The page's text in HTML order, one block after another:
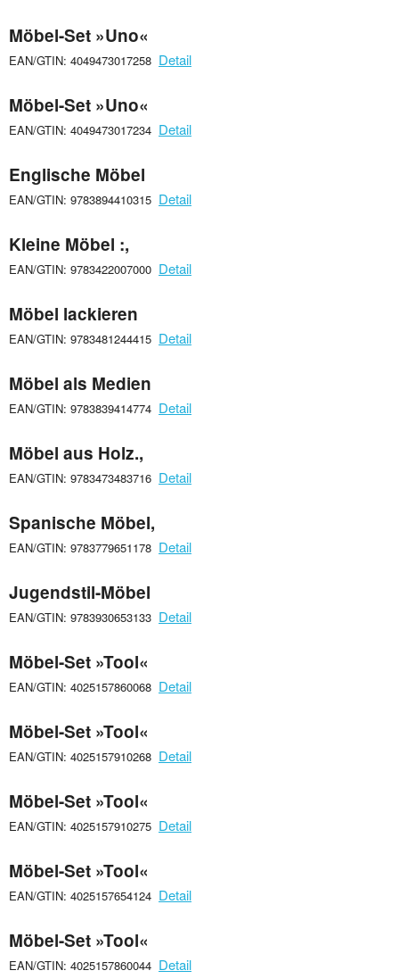
Möbel-Set »Uno«
EAN/GTIN: 4049473017258 Detail
Möbel-Set »Uno«
EAN/GTIN: 4049473017234 Detail
Englische Möbel
EAN/GTIN: 9783894410315 Detail
Kleine Möbel :,
EAN/GTIN: 9783422007000 Detail
Möbel lackieren
EAN/GTIN: 9783481244415 Detail
Möbel als Medien
EAN/GTIN: 9783839414774 Detail
Möbel aus Holz.,
EAN/GTIN: 9783473483716 Detail
Spanische Möbel,
EAN/GTIN: 9783779651178 Detail
Jugendstil-Möbel
EAN/GTIN: 9783930653133 Detail
Möbel-Set »Tool«
EAN/GTIN: 4025157860068 Detail
Möbel-Set »Tool«
EAN/GTIN: 4025157910268 Detail
Möbel-Set »Tool«
EAN/GTIN: 4025157910275 Detail
Möbel-Set »Tool«
EAN/GTIN: 4025157654124 Detail
Möbel-Set »Tool«
EAN/GTIN: 4025157860044 Detail